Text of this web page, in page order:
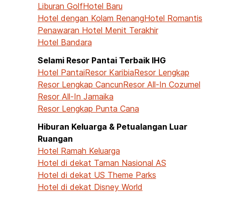
Liburan GolfHotel Baru
Hotel dengan Kolam RenangHotel Romantis
Penawaran Hotel Menit Terakhir
Hotel Bandara
Selami Resor Pantai Terbaik IHG
Hotel PantaiResor KaribiaResor Lengkap
Resor Lengkap CancunResor All-In Cozumel
Resor All-In Jamaika
Resor Lengkap Punta Cana
Hiburan Keluarga & Petualangan Luar
Ruangan
Hotel Ramah Keluarga
Hotel di dekat Taman Nasional AS
Hotel di dekat US Theme Parks
Hotel di dekat Disney World